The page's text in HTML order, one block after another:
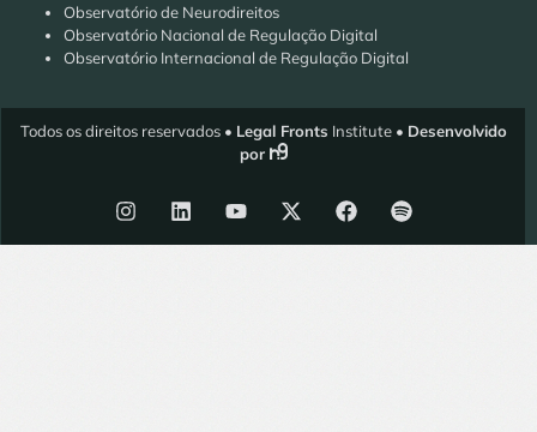
Observatório de Neurodireitos
Observatório Nacional de Regulação Digital
Observatório Internacional de Regulação Digital
Todos os direitos reservados • Legal Fronts Institute • Desenvolvido
por